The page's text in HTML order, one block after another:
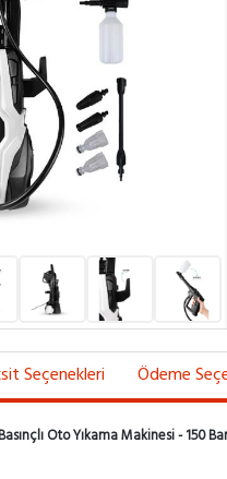
Seçenekleri Ödeme
Oto Yıkama Makinesi - 150